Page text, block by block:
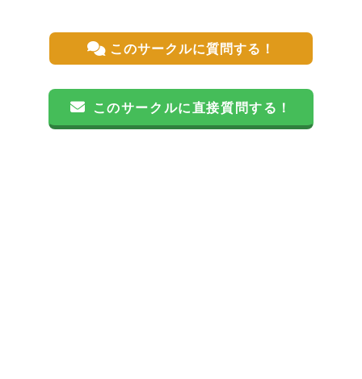
このサークルに質問する！
このサークルに直接質問する！